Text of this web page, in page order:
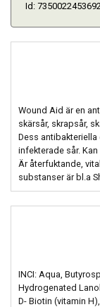
Id:
Wound Aid är en
skärsår, skrapsår,
Dess
infekterade sår.
Är återfuktande,
substanser är bl.a
INCI: Aqua,
Hydrogenated
D- Biotin (vitamin